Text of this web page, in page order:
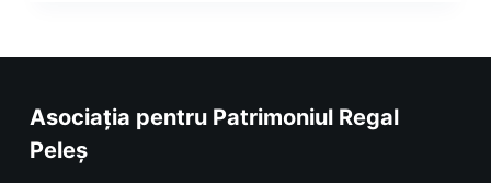
Asociația pentru Patrimoniul Regal
Peleș